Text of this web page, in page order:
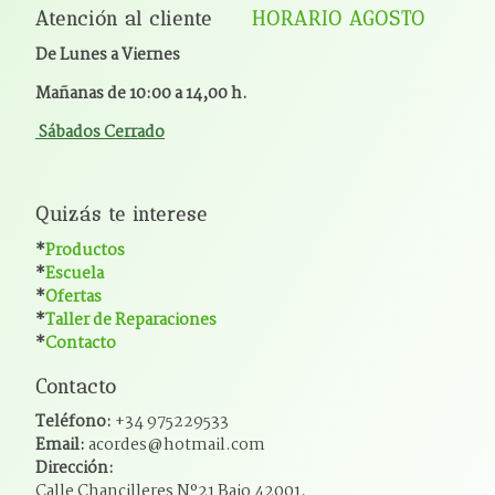
Atención al cliente HORARIO AGOSTO
De Lunes a Viernes
Mañanas de 10:00 a 14,00 h.
Sábados Cerrado
Quizás te interese
*Productos
*Escuela
*Ofertas
*Taller de Reparaciones
*Contacto
Contacto
Teléfono: +34 975229533
Email:acordes@hotmail.com
Dirección: